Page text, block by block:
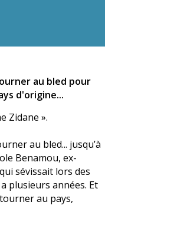
au bled pour
d'origine...
Zidane ».
au bled... jusqu’à
Benamou, ex-
sévissait lors des
plusieurs années. Et
au pays,